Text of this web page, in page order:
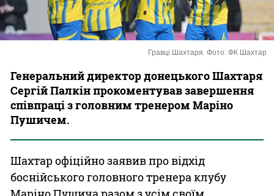
Казино
Гравці Шахтаря. Фото: ФК Шахтар
Генеральний директор донецького Шахтаря
Сергій Палкін прокоментував завершення
співпраці з головним тренером Маріно
Пушичем.
Шахтар офіційно заявив про відхід
боснійського головного тренера клубу